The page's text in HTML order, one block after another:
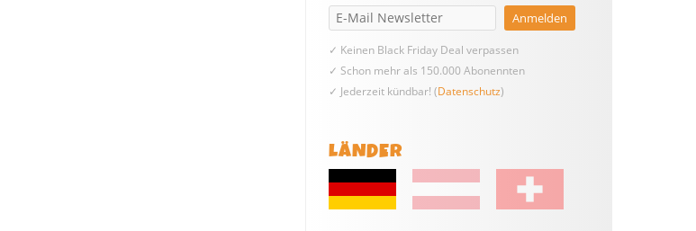
✓ Keinen Black Friday Deal verpassen
✓ Schon mehr als 150.000 Abonennten
✓ Jederzeit kündbar! (Datenschutz)
LÄNDER